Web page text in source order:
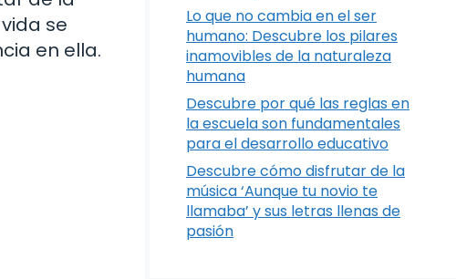
se
en ella.
Lo que no cambia en el ser
humano: Descubre los pilares
inamovibles de la naturaleza
humana
Descubre por qué las reglas en
la escuela son fundamentales
para el desarrollo educativo
Descubre cómo disfrutar de la
música ‘Aunque tu novio te
llamaba’ y sus letras llenas de
pasión